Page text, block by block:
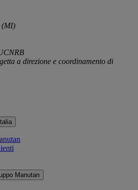
(MI)
a direzione e coordinamento di
Manutan